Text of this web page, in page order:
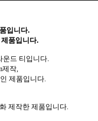
입니다.
품입니다.
운드 티입니다.
제작,
제품입니다.
제작한 제품입니다.